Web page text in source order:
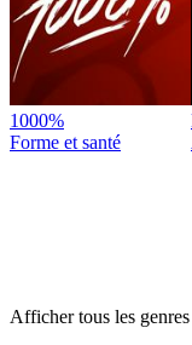
1000%
Forme et santé
Afficher tous les